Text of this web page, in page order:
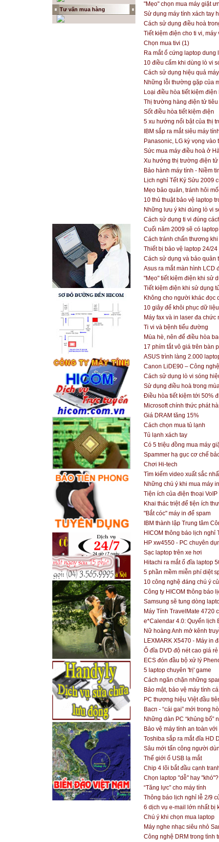
Tư vấn mua hàng
"Mẹo" chọn mua máy giặt
Sử dụng máy tính xách tay
Cách sử dụng điều hoà
Tiết kiệm điện cho ti vi, máy
Chọn mua tivi (1)
Ra mắt ổ cứng laptop
10 điều cấm khi dùng lò vi
Cách sử dụng hiệu quả
Những lỗi thường gặp của
Loại điều hòa tiết kiệm điện
Thị trường hàng điện tử
Sốt điều hòa tiết kiệm điện
5 xu hướng nổi bật của thị
IBM sắp ra mắt siêu máy
Panasonic, LG kỳ vọng
Sức mua máy điều hoà ở
Xu hướng thị trường điện tử
Bảo hành máy tính - Niềm
Lịch nghỉ Tết Kỷ Sửu 2009
Mẹo bảo quản, tránh hôi
10 thủ thuật bảo vệ laptop
Những lưu ý khi dùng lò vi
Cách sử dụng ti vi đúng
Cuối năm 2009 sẽ có
Cách tránh chấn thương
Thiết bị bảo vệ laptop 24/24
Cách sử dụng và bảo quản
Asus ra mắt màn hình LCD
"Mẹo" tiết kiệm điện khi sử
Tiết kiệm điện khi sử dụng
Không cho người khác đọc
10 giây để khôi phục dữ
Máy fax và in laser đa
Ti vi và bệnh tiểu đường
Mùa hè, nên để điều hòa
17 phím tắt vô giá trên bàn
ASUS trình làng 2.000
Canon LiDE90 – Công
Cách sử dụng lò vi sóng
Sử dụng điều hoà trong
Điều hòa tiết kiệm tới 50%
Microsoft chính thức phát
Giá DRAM tăng 15%
Cách chọn mua tủ lạnh
Tủ lạnh xách tay
Có 5 triệu đồng mua máy
Spammer hạ gục cơ chế
Chơi Hi-tech
Tìm kiếm video xuất sắc
Những chú ý khi mua máy in
Tiện ích của điện thoại VoIP
Khai thác triệt để tiện ích
"Bắt cóc" máy in để spam
IBM thành lập Trung tâm
HICOM thông báo lịch nghỉ
HP xw4550 - PC chuyên
Sạc laptop trên xe hơi
Hitachi ra mắt ổ đĩa laptop
5 phần mềm miễn phí diệt
10 công nghệ đáng chú ý
Công ty HICOM thông báo
Samsung sẽ tung dòng
Máy Tính TravelMate 4720
e*Calendar 4.0: Quyển lịch
Nữ hoàng Anh mở kênh
LEXMARK X5470 - Máy in
Ổ đĩa DVD độ nét cao giá
ECS đón đầu bộ xử lý
5 laptop chuyên 'trị' game
Cách ngăn chặn những
Bảo mật, bảo vệ máy tính
PC thương hiệu Việt đầu
Bacn - “cái gai” mới trong
Những dàn PC “khủng bố”
Bảo vệ máy tính an toàn
Toshiba sắp ra mắt đĩa HD
Sâu mới tấn công người
Thế giới ổ USB lạ mắt
Chip 4 lõi bắt đầu cạnh
Chọn laptop "dễ" hay "khó"?
“Tăng lực” cho máy tính
Thông báo lịch nghỉ lễ 2/9
6 dịch vụ e-mail lớn nhất bị
Chú ý khi chọn mua laptop
Máy nghe nhạc siêu nhỏ
Công nghệ DRM trong tình